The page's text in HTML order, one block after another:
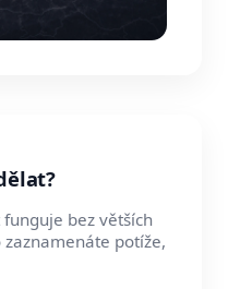
bez větších
potíže,